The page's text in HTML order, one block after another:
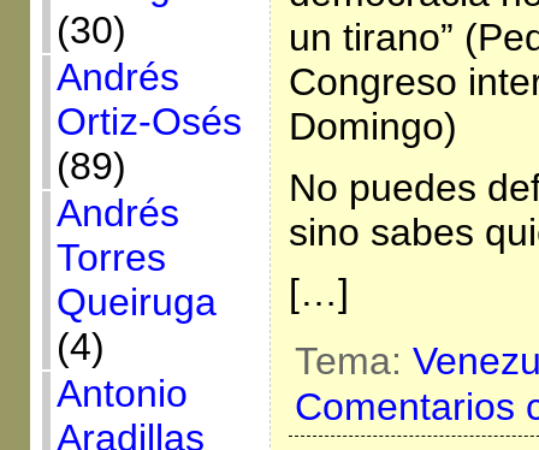
(30)
Andrés
Ortiz-Osés
(89)
Andrés
Torres
Queiruga
(4)
Antonio
Aradillas
un tirano”
Congreso
Domingo)
No puedes
sino sabes
[…]
Tema:
Comentarios